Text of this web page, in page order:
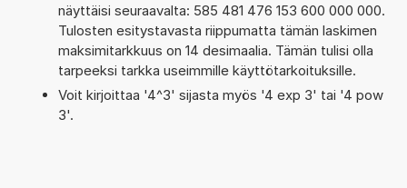
näyttäisi seuraavalta: 585 481 476 153 600 000 000.
Tulosten esitystavasta riippumatta tämän laskimen
maksimitarkkuus on 14 desimaalia. Tämän tulisi olla
tarpeeksi tarkka useimmille käyttötarkoituksille.
Voit kirjoittaa '4^3' sijasta myös '4 exp 3' tai '4 pow
3'.